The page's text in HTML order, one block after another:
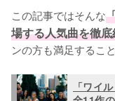
この記事ではそんな
場する人気曲を徹
ンの方も満足するこ
「ワイ